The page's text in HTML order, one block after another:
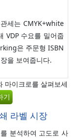
세는 CMYK+white
VDP 수요를 밀어줍
은 주문형 ISBN
을 보여줍니다.
마이크로를 살펴보세
기
라벨 시장
분석하여 고도로 사